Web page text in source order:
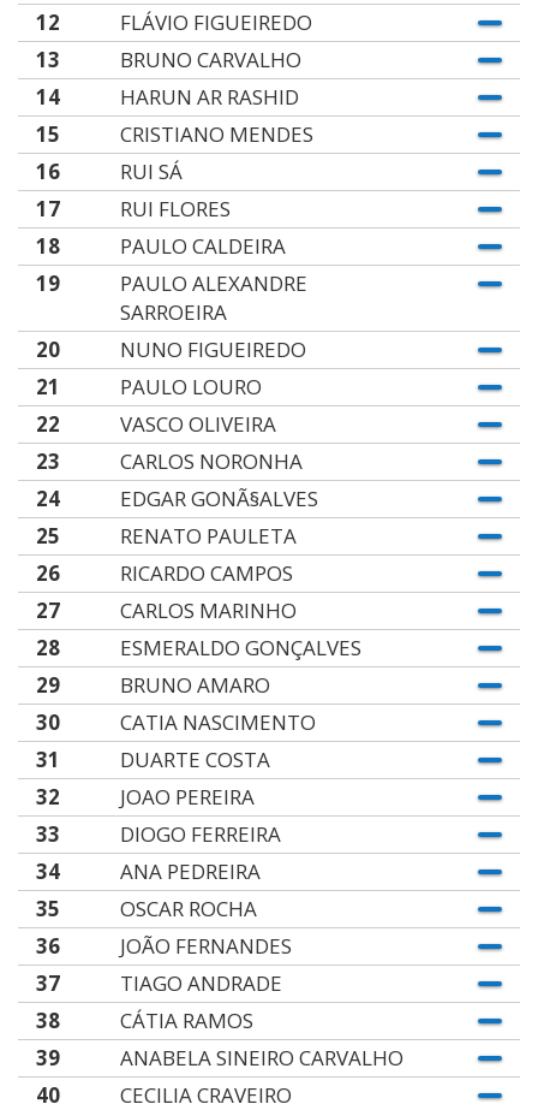
12
FLÁVIO FIGUEIREDO
13
BRUNO CARVALHO
14
HARUN AR RASHID
15
CRISTIANO MENDES
16
RUI SÁ
17
RUI FLORES
18
PAULO CALDEIRA
19
PAULO ALEXANDRE
SARROEIRA
20
NUNO FIGUEIREDO
21
PAULO LOURO
22
VASCO OLIVEIRA
23
CARLOS NORONHA
24
EDGAR GONÃ§ALVES
25
RENATO PAULETA
26
RICARDO CAMPOS
27
CARLOS MARINHO
28
ESMERALDO GONÇALVES
29
BRUNO AMARO
30
CATIA NASCIMENTO
31
DUARTE COSTA
32
JOAO PEREIRA
33
DIOGO FERREIRA
34
ANA PEDREIRA
35
OSCAR ROCHA
36
JOÃO FERNANDES
37
TIAGO ANDRADE
38
CÁTIA RAMOS
39
ANABELA SINEIRO CARVALHO
40
CECILIA CRAVEIRO